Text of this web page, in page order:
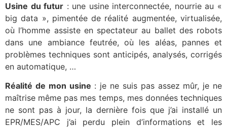
Usine du futur : une usine interconnectée, nourrie au «
big data », pimentée de réalité augmentée, virtualisée,
où l’homme assiste en spectateur au ballet des robots
dans une ambiance feutrée, où les aléas, pannes et
problèmes techniques sont anticipés, analysés, corrigés
en automatique, …
Réalité de mon usine : je ne suis pas assez mûr, je ne
maîtrise même pas mes temps, mes données techniques
ne sont pas à jour, la dernière fois que j’ai installé un
EPR/MES/APC j’ai perdu plein d’informations et les